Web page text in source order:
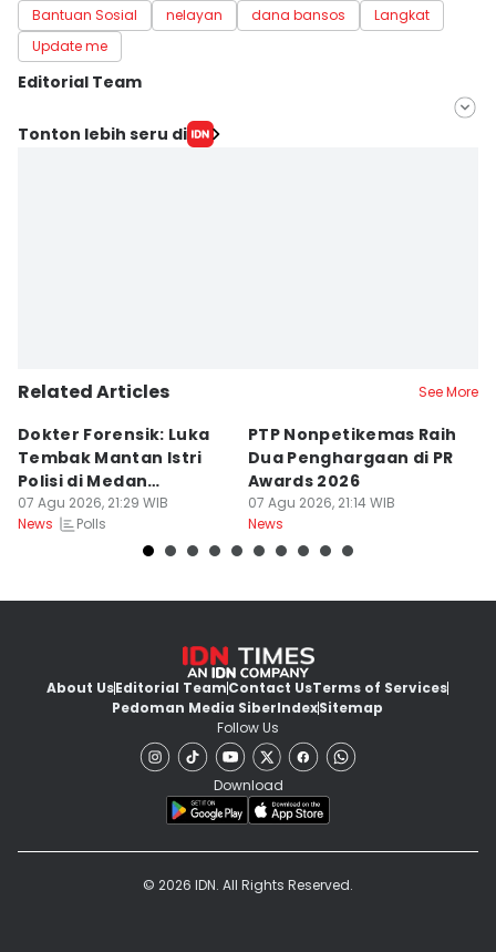
Bantuan Sosial nelayan dana bansos
Langkat
Update me
Editorial Team
Editor
Tonton lebih seru di
Related Articles See More
Dokter Forensik: Luka
Tembak Mantan Istri
Polisi di Medan
Berkarakter Tempel
07 Agu 2026, 21:29 WIB
News
Polls
PTP Nonpetikemas Raih
Dua Penghargaan di PR
Awards 2026
07 Agu 2026, 21:14 WIB
News
About UsEditorial TeamContact UsTerms of Services
Pedoman Media SiberIndexSitemap
Follow Us
Download
© 2026 IDN. All Rights Reserved.